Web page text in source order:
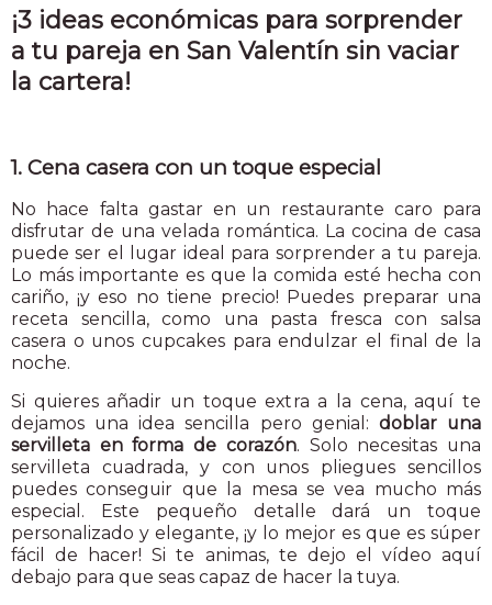
¡3 ideas económicas para sorprender
a tu pareja en San Valentín sin vaciar
la cartera!
1. Cena casera con un toque especial
No hace falta gastar en un restaurante caro para
disfrutar de una velada romántica. La cocina de casa
puede ser el lugar ideal para sorprender a tu pareja.
Lo más importante es que la comida esté hecha con
cariño, ¡y eso no tiene precio! Puedes preparar una
receta sencilla, como una pasta fresca con salsa
casera o unos cupcakes para endulzar el final de la
noche.
Si quieres añadir un toque extra a la cena, aquí te
dejamos una idea sencilla pero genial: doblar una
servilleta en forma de corazón. Solo necesitas una
servilleta cuadrada, y con unos pliegues sencillos
puedes conseguir que la mesa se vea mucho más
especial. Este pequeño detalle dará un toque
personalizado y elegante, ¡y lo mejor es que es súper
fácil de hacer! Si te animas, te dejo el vídeo aquí
debajo para que seas capaz de hacer la tuya.